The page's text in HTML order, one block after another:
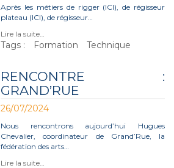
Après les métiers de rigger (ICI), de régisseur
plateau (ICI), de régisseur…
Lire la suite…
Tags : Formation Technique
RENCONTRE :
GRAND’RUE
26/07/2024
Nous rencontrons aujourd’hui Hugues
Chevalier, coordinateur de Grand’Rue, la
fédération des arts…
Lire la suite…